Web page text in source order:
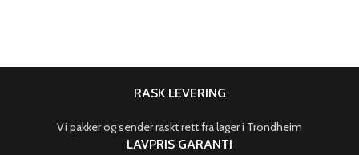
RASK LEVERING
Vi pakker og sender raskt rett fra lager i Trondheim
LAVPRIS GARANTI